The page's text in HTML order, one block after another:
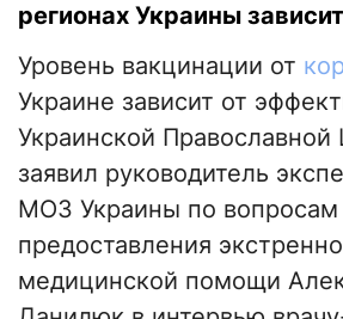
регионах Украины
Уровень вакцинации от
Украине зависит от
Украинской Православной
заявил руководитель
МОЗ Украины по вопросам
предоставления
медицинской помощи